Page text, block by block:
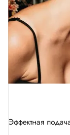
Посмотреть